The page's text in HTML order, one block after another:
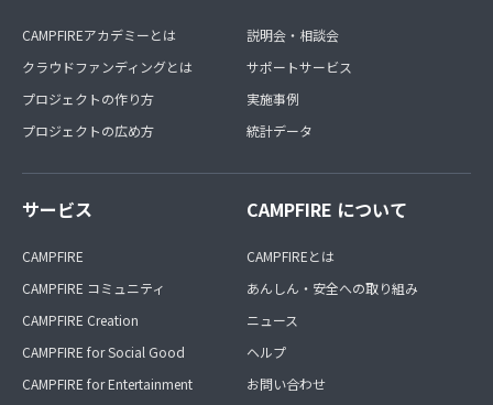
CAMPFIREアカデミーとは
クラウドファンディングとは
プロジェクトの作り方
プロジェクトの広め方
説明会・相談会
サポートサービス
実施事例
統計データ
サービス
CAMPFIRE
CAMPFIRE コミュニティ
CAMPFIRE Creation
CAMPFIRE for Social Good
CAMPFIRE for Entertainment
CAMPFIRE について
CAMPFIREとは
あんしん・安全への取り組み
ニュース
ヘルプ
お問い合わせ